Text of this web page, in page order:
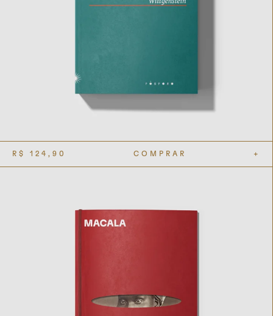
R$ 124,90 COMPRAR +